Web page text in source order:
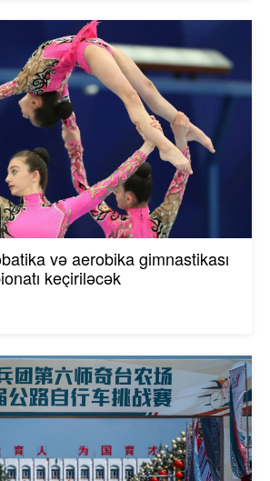
və aerobika gimnastikası
keçiriləcək